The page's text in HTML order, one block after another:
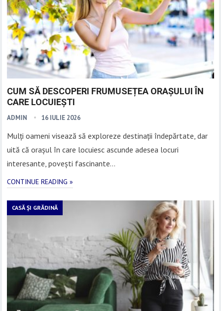
CUM SĂ DESCOPERI FRUMUSEȚEA ORAȘULUI ÎN
CARE LOCUIEȘTI
ADMIN 16 IULIE 2026
Mulți oameni visează să exploreze destinații îndepărtate, dar
uită că orașul în care locuiesc ascunde adesea locuri
interesante, povești fascinante…
CONTINUE READING »
CASĂ ȘI GRĂDINĂ